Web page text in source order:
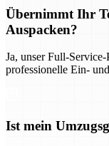
Übernimmt Ihr
Auspacken?
Ja, unser Full-
professionelle Ein-
Ist mein